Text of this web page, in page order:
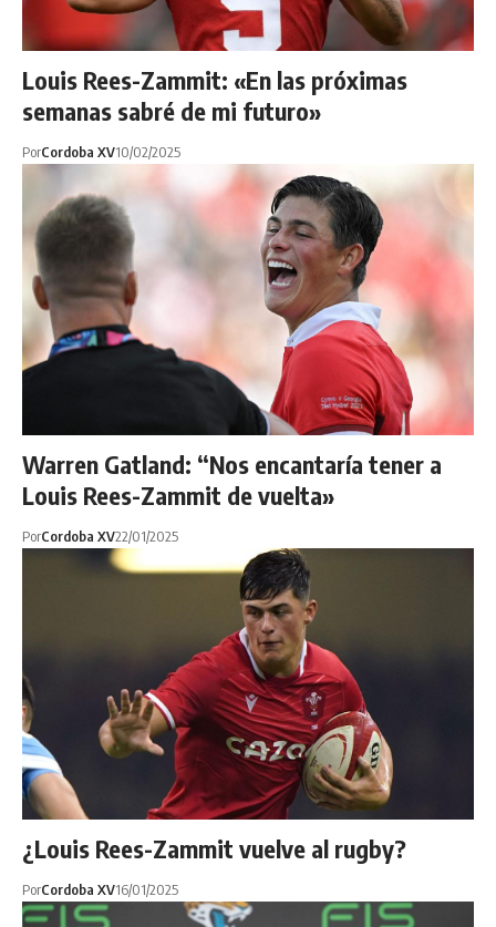
Louis Rees-Zammit: «En las próximas
semanas sabré de mi futuro»
PorCordoba XV10/02/2025
Warren Gatland: “Nos encantaría tener a
Louis Rees-Zammit de vuelta»
PorCordoba XV22/01/2025
¿Louis Rees-Zammit vuelve al rugby?
PorCordoba XV16/01/2025